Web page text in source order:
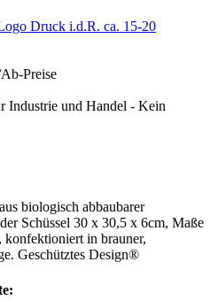
Druck i.d.R. ca. 15-20
Preise
Industrie und Handel - Kein
biologisch abbaubarer
Schüssel 30 x 30,5 x 6cm, Maße
konfektioniert in brauner,
Geschütztes Design®